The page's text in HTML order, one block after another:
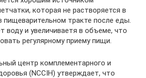
которая не растворяется в
пищеварительном тракте после еды.
воду и увеличиваетя в объеме, что
регулярному приему пищи.
центр комплементарного и
(NCCIH) утверждает, что